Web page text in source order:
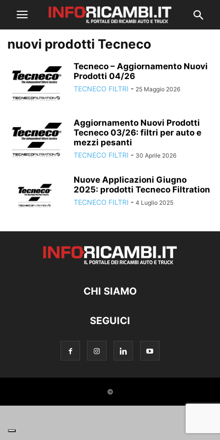
nuovi prodotti Tecneco
Tecneco – Aggiornamento Nuovi
Prodotti 04/26
TECNECO FILTRI - 25 Maggio 2026
Aggiornamento Nuovi Prodotti
Tecneco 03/26: filtri per auto e
mezzi pesanti
TECNECO FILTRI - 30 Aprile 2026
Nuove Applicazioni Giugno
2025: prodotti Tecneco Filtration
TECNECO FILTRI - 4 Luglio 2025
CHI SIAMO
SEGUICI
©